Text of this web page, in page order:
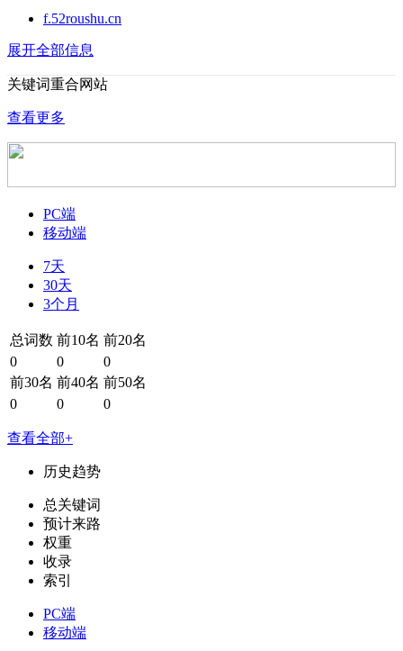
f.52roushu.cn
展开全部信息
关键词重合网站
查看更多
PC端
移动端
7天
30天
3个月
总词数 前10名 前20名
0
0
0
前30名 前40名 前50名
0
0 0
查看全部+
历史趋势
总关键词
预计来路
权重
收录
索引
PC端
移动端